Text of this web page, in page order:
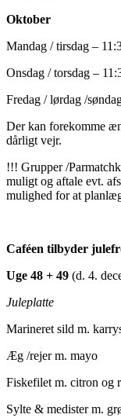
Oktober
Mandag / tirsdag –
Onsdag / torsdag –
Fredag / lørdag /
Der kan forekomme
dårligt vejr.
!!! Grupper /
muligt og aftale evt.
mulighed for at
Caféen tilbyder
Uge 48 + 49 (d. 4.
Juleplatte
Marineret sild m.
Æg /rejer m. mayo
Fiskefilet m. citron og
Sylte & medister m.